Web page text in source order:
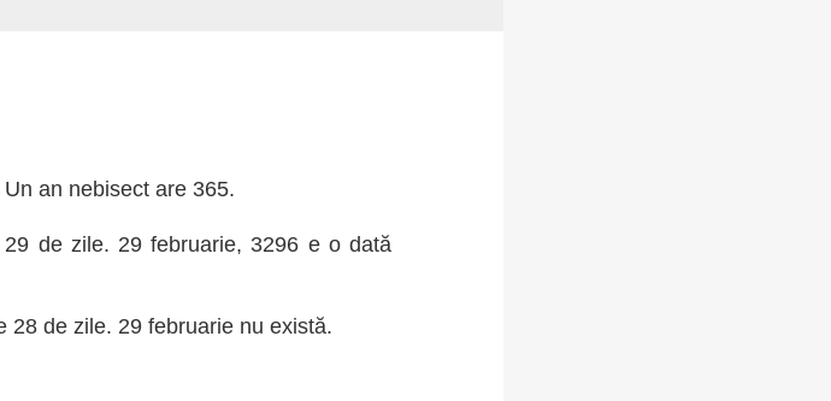
an nebisect are 365.
de zile. 29 februarie, 3296 e o dată
28 de zile. 29 februarie nu există.